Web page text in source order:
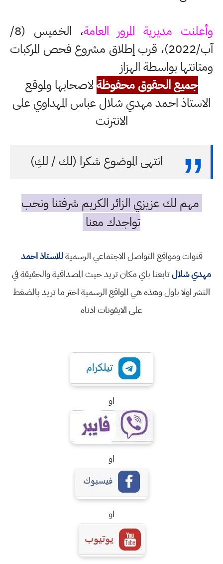
وأعلنت مديرية المرور العامة
، الخميس (8/
آب/2022)، قرب إطلاق مشروع فحص المركبات
ومتانتها بواسطة الهزاز
جميع الحقوق محفوظةلاصحابها ولموقع
الاستاذ احمد مهدي شلال عباس المهداوي على
الانترنت
انتهى الموضوع شكرا (لك / لكِ)
مهم لك عزيزي الزائر الكريم شرفتنا ونحب
تواجدك معنا
قنوات ومواقع التواصل الاجتماعي الرسميةللاستاذ احمد
مهدي شلالتابعنا باي مكان تريد حيث المصداقية والحقيقة في
النشر اولا باول وهذه هي المواقع الرسمية اختر ما تريد بالضغط
على الايقونات ادناه
او
او
او